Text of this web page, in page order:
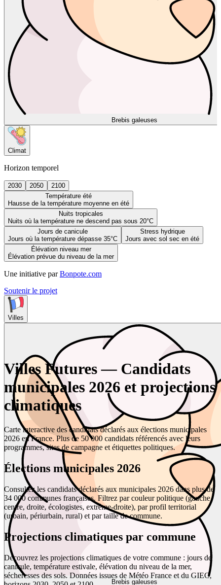
Brebis galeuses
Climat
Horizon temporel
2030 2050
2100
Température été
Hausse de la température moyenne en été
Nuits tropicales
Nuits où la température ne descend pas sous 20°C
Jours de canicule
Jours où la température dépasse 35°C
Stress hydrique
Jours avec sol sec en été
Élévation niveau mer
Élévation prévue du niveau de la mer
Une initiative par Bonpote.com
Soutenir le projet
Villes
Brebis galeuses
Villes Futures — Candidats
municipales 2026 et projections
climatiques
Carte interactive des candidats déclarés aux élections municipales
2026 en France. Plus de 50 000 candidats référencés avec leurs
programmes, sites de campagne et étiquettes politiques.
Élections municipales 2026
Consultez les candidats déclarés aux municipales 2026 dans plus de
34 000 communes françaises. Filtrez par couleur politique (gauche,
centre, droite, écologistes, extrême-droite), par profil territorial
(urbain, périurbain, rural) et par taille de commune.
Projections climatiques par commune
Découvrez les projections climatiques de votre commune : jours de
canicule, température estivale, élévation du niveau de la mer,
sécheresses des sols. Données issues de Météo France et du GIEC,